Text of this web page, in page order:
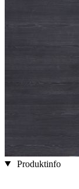
Produktinfo